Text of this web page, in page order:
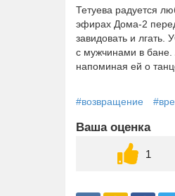
Тетуева радуется
эфирах Дома-2
завидовать и лгать.
с мужчинами в бане.
напоминая ей о
#возвращение
Ваша оценка
1